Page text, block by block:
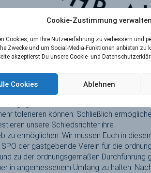
Cookie-Zustimmung verwalten
Cookies, um Ihre Nutzererfahrung zu verbessern und
Zwecke und um Social-Media-Funktionen anbieten zu
akzeptierst Du unsere Cookie- und
Cookies Ablehnen
Stelle einen Aufruf der HOCKEY-LIGA.
Bundesligaspiele der letzten Wochen
Schiedsrichtern – durch verbale
aller Art, durch inakzeptable
Ligagemeinschaft in unser aller
tolerieren können: Schließlich
unsere Schiedsrichter ihre
zu ermöglichen. Wir müssen Euch in
der gastgebende Verein für die
zu der ordnungsgemäßen Durchführung
in angemessenem Umfang zu halten.